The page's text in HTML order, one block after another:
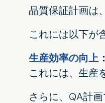
品質保証計画は
これには以下が
生産効率の向上 ：
これには、生産
さらに、QA計